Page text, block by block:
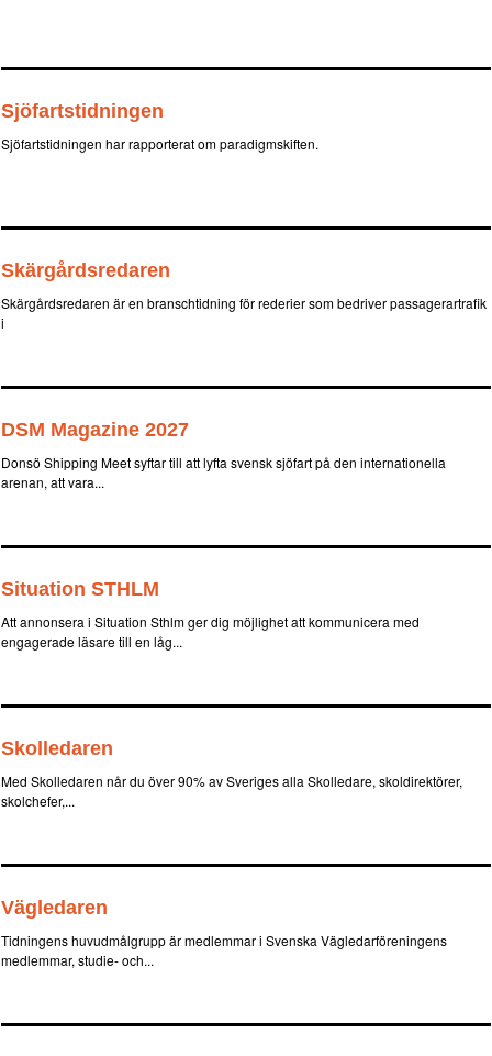
Sjöfartstidningen
Sjöfartstidningen har rapporterat om paradigmskiften.
Skärgårdsredaren
Skärgårdsredaren är en branschtidning för rederier som bedriver passagerartrafik
i
DSM Magazine 2027
Donsö Shipping Meet syftar till att lyfta svensk sjöfart på den internationella
arenan, att vara...
Situation STHLM
Att annonsera i Situation Sthlm ger dig möjlighet att kommunicera med
engagerade läsare till en låg...
Skolledaren
Med Skolledaren når du över 90% av Sveriges alla Skolledare, skoldirektörer,
skolchefer,...
Vägledaren
Tidningens huvudmålgrupp är medlemmar i Svenska Vägledarföreningens
medlemmar, studie- och...